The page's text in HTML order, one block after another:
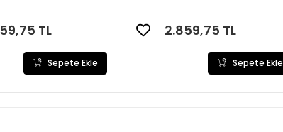
TL
Sepete Ekle
2.859,75 TL
Sepete Ekle